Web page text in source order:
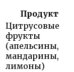
Продукт
Цитрусовые
фрукты
(апельсины,
мандарины,
лимоны)